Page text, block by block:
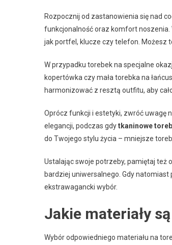
Rozpocznij od zastanowienia się nad
funkcjonalność oraz komfort
jak portfel, klucze czy telefon. Możesz
W przypadku torebek na specjalne
kopertówka czy mała torebka na
harmonizować z resztą outfitu, aby
Oprócz funkcji i estetyki, zwróć uwagę
elegancji, podczas gdytkaninowe
do Twojego stylu życia – mniejsze
Ustalając swoje potrzeby, pamiętaj też
bardziej uniwersalnego. Gdy
ekstrawagancki wybór.
Jakie materiały
Wybór odpowiedniego materiału na